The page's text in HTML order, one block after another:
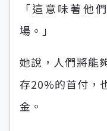
「這意味著他
場。」
她說，人們將能
存20%的首付，
金。